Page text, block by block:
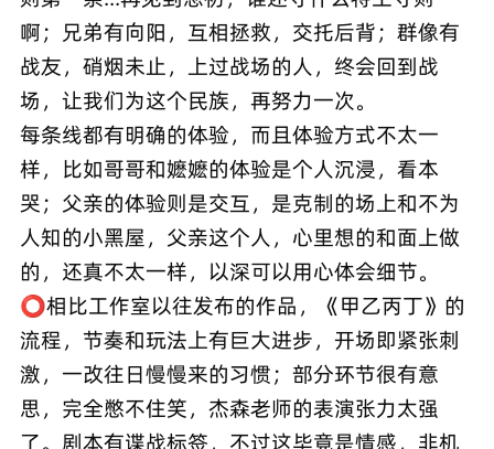
啊；兄弟有向阳，互相拯救，交托后背；群像有
战友，硝烟未止，上过战场的人，终会回到战
场，让我们为这个民族，再努力一次。
每条线都有明确的体验，而且体验方式不太一
样，比如哥哥和嬷嬷的体验是个人沉浸，看本
哭；父亲的体验则是交互，是克制的场上和不为
人知的小黑屋，父亲这个人，心里想的和面上做
的，还真不太一样，以深可以用心体会细节。
⭕️相比工作室以往发布的作品，《甲乙丙丁》的
流程，节奏和玩法上有巨大进步，开场即紧张刺
激，一改往日慢慢来的习惯；部分环节很有意
思，完全憋不住笑，杰森老师的表演张力太强
了。剧本有谍战标签，不过这毕竟是情感，非机